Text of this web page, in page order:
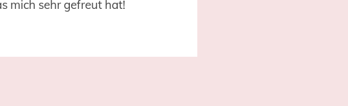
mich sehr gefreut hat!